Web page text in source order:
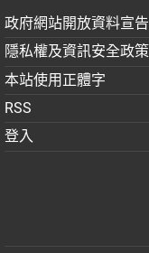
政府網站開放資料宣告
隱私權及資訊安全政策
本站使用正體字
RSS
登入